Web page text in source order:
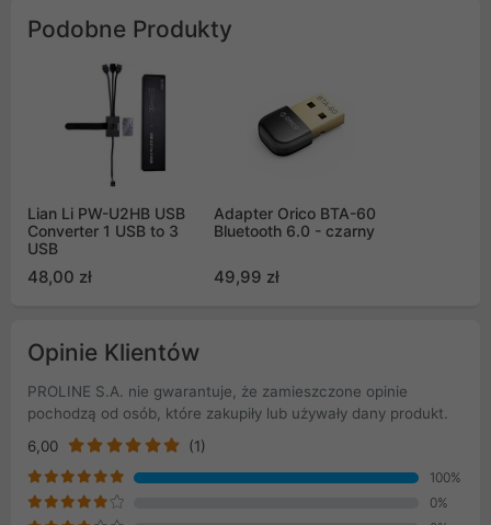
Podobne Produkty
Lian Li PW-U2HB USB
Converter 1 USB to 3
USB
48,00 zł
Adapter Orico BTA-60
Bluetooth 6.0 - czarny
49,99 zł
Opinie Klientów
PROLINE S.A. nie gwarantuje, że zamieszczone opinie
pochodzą od osób, które zakupiły lub używały dany produkt.
6,00
(1)
100%
0%